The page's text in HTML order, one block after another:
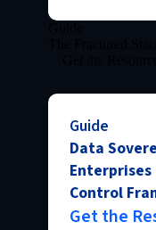
Guide
Data
Control
Get the